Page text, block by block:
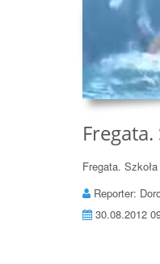
Fregata.
Fregata.
Reporter:
30.08.2012